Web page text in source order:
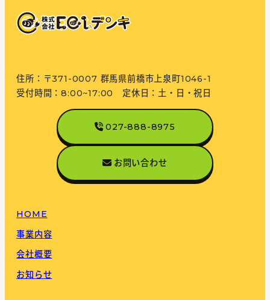
住所：〒371-0007 群馬県前橋市上泉町1046-1
受付時間：8:00~17:00 定休日：土・日・祝日
027-888-8975
お問い合わせ
HOME
事業内容
会社概要
お知らせ